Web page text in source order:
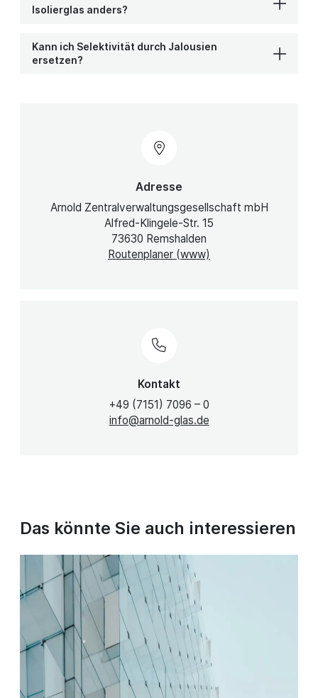
Isolierglas anders?
Kann ich Selektivität durch Jalousien
ersetzen?
Kontakt
+49 (7151) 7096 – 0
info@arnold-glas.de
Adresse
Arnold Zentralverwaltungsgesellschaft mbH
Alfred-Klingele-Str. 15
73630 Remshalden
Routenplaner (www)
Das könnte Sie auch interessieren